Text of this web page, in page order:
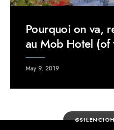
Pourquoi on va,
au Mob Hotel (of
May 9, 2019